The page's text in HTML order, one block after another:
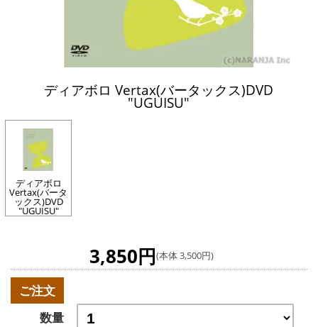
ディアボロ Vertax(バータックス)DVD
"UGUISU"
ディアボロ
Vertax(バータ
ックス)DVD
"UGUISU"
3,850円(本体 3,500円)
ご注文
数量